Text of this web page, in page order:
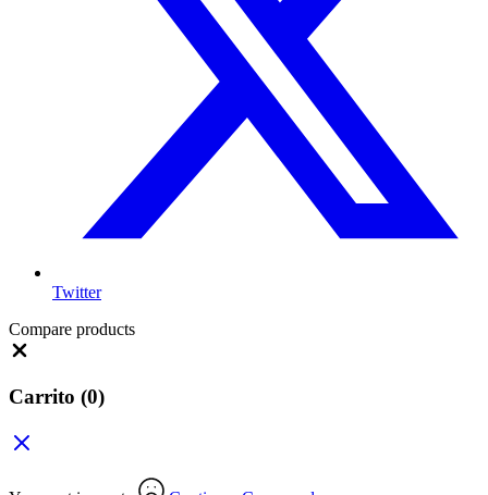
Twitter
Compare products
Carrito (0)